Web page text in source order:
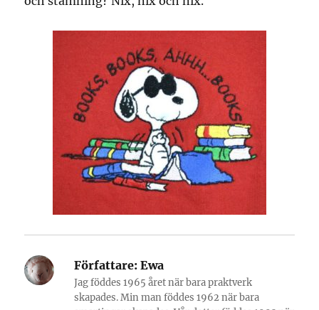
Författare: Ewa
Jag föddes 1965 året när bara praktverk
skapades. Min man föddes 1962 när bara